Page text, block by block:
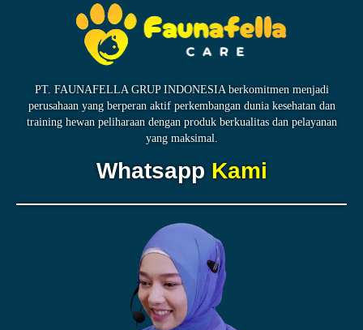
PT. FAUNAFELLA GRUP INDONESIA berkomitmen menjadi
perusahaan yang berperan aktif perkembangan dunia kesehatan dan
training hewan peliharaan dengan produk berkualitas dan pelayanan
yang maksimal.
WhatsappKami